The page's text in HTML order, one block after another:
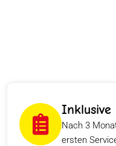
Inklusive
Nach 3
ersten